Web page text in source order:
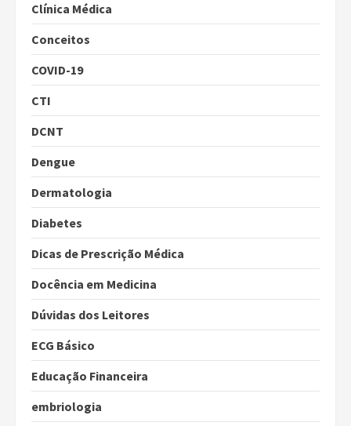
Clínica Médica
Conceitos
COVID-19
CTI
DCNT
Dengue
Dermatologia
Diabetes
Dicas de Prescrição Médica
Docência em Medicina
Dúvidas dos Leitores
ECG Básico
Educação Financeira
embriologia